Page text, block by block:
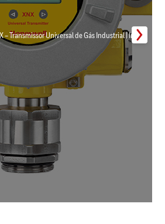
– Transmissor Universal de Gás Industrial | Inmar